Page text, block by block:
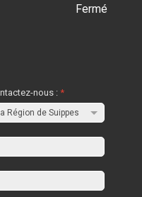
Fermé
nous :*